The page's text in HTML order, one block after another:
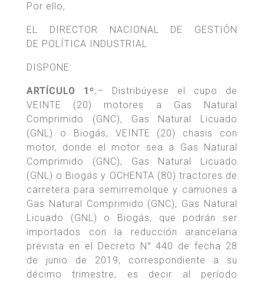
Por ello,
EL DIRECTOR NACIONAL DE GESTIÓN
DE POLÍTICA INDUSTRIAL
DISPONE:
ARTÍCULO 1º.– Distribúyese el cupo de
VEINTE (20) motores a Gas Natural
Comprimido (GNC), Gas Natural Licuado
(GNL) o Biogás, VEINTE (20) chasis con
motor, donde el motor sea a Gas Natural
Comprimido (GNC), Gas Natural Licuado
(GNL) o Biogás y OCHENTA (80) tractores de
carretera para semirremolque y camiones a
Gas Natural Comprimido (GNC), Gas Natural
Licuado (GNL) o Biogás, que podrán ser
importados con la reducción arancelaria
prevista en el Decreto N° 440 de fecha 28
de junio de 2019, correspondiente a su
décimo trimestre, es decir al período